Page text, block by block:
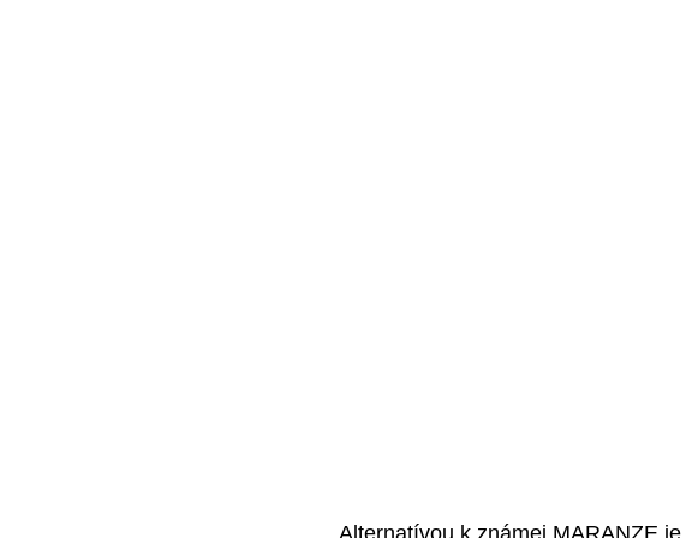
Alternatívou k známej MARANZE je